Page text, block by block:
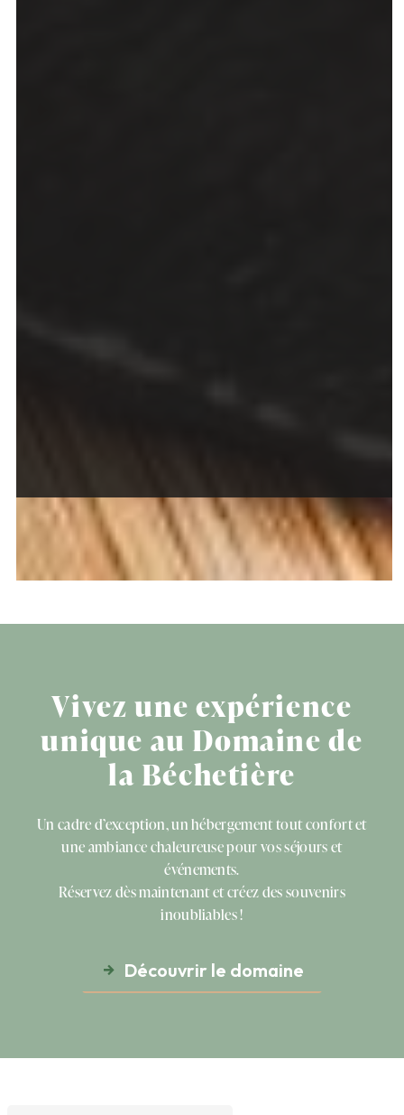
Vivez une expérience
unique au Domaine de
la Béchetière
Un cadre d’exception, un hébergement tout confort et
une ambiance chaleureuse pour vos séjours et
événements.
Réservez dès maintenant et créez des souvenirs
inoubliables !
Découvrir le domaine